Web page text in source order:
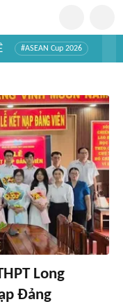
#ASEAN Cup 2026
Long
Đảng